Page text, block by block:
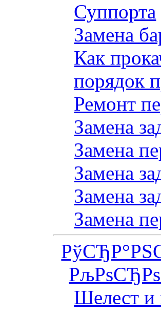
Суппорта
Замена
Как
порядок
Ремонт
Замена
Замена
Замена
Замена
Замена
Шелест и